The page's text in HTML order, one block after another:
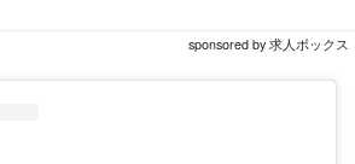
sponsored by 求人ボックス